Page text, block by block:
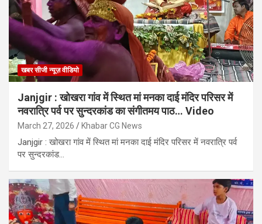
खबर सीजी न्यूज़ वीडियो
Janjgir : खोखरा गांव में स्थित मां मनका दाई मंदिर परिसर में
नवरात्रि पर्व पर सुन्दरकांड का संगीतमय पाठ… Video
March 27, 2026 Khabar CG News
Janjgir : खोखरा गांव में स्थित मां मनका दाई मंदिर परिसर में नवरात्रि पर्व
पर सुन्दरकांड…